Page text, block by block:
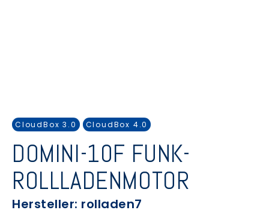
CloudBox 3.0 CloudBox 4.0
DOMINI-10F FUNK-
ROLLLADENMOTOR
Hersteller: rolladen7